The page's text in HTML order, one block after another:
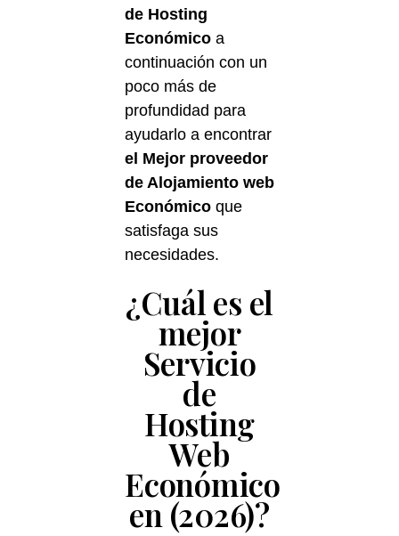
de Hosting
Económico a
continuación con un
poco más de
profundidad para
ayudarlo a encontrar
el Mejor proveedor
de Alojamiento web
Económico que
satisfaga sus
necesidades.
¿Cuál es el
mejor
Servicio
de
Hosting
Web
Económico
en (2026)?